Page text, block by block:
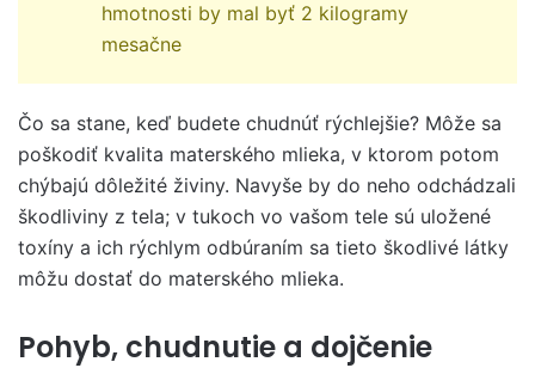
hmotnosti by mal byť 2 kilogramy
mesačne
Čo sa stane, keď budete chudnúť rýchlejšie? Môže sa
poškodiť kvalita materského mlieka, v ktorom potom
chýbajú dôležité živiny. Navyše by do neho odchádzali
škodliviny z tela; v tukoch vo vašom tele sú uložené
toxíny a ich rýchlym odbúraním sa tieto škodlivé látky
môžu dostať do materského mlieka.
Pohyb, chudnutie a dojčenie